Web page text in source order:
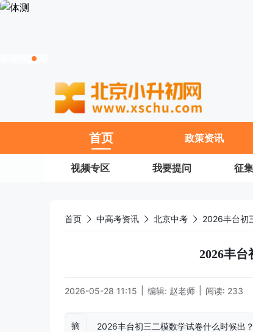
首页 政策资讯
视频专区 我要提问 征
首页 中高考资讯 北京中考 2026丰台初
2026丰
2026-05-28 11:15 编辑: 赵老师 阅读: 233
摘
2026丰台初三二模数学试卷什么时候出